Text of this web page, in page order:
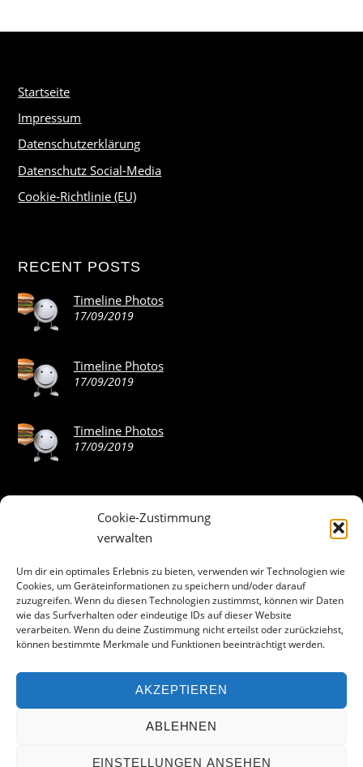
Cookie-Zustimmung
verwalten
Um dir ein optimales Erlebnis zu bieten, verwenden wir Technologien wie
Cookies, um Geräteinformationen zu speichern und/oder darauf
zuzugreifen. Wenn du diesen Technologien zustimmst, können wir Daten
wie das Surfverhalten oder eindeutige IDs auf dieser Website
verarbeiten. Wenn du deine Zustimmung nicht erteilst oder zurückziehst,
können bestimmte Merkmale und Funktionen beeinträchtigt werden.
AKZEPTIEREN
ABLEHNEN
EINSTELLUNGEN ANSEHEN
Startseite
Impressum
Datenschutzerklärung
Datenschutz Social-Media
Cookie-Richtlinie (EU)
RECENT POSTS
Timeline Photos
17/09/2019
Timeline Photos
17/09/2019
Timeline Photos
17/09/2019
ABOUT THE LANDING THEME…
The Landing theme is a one-page design WordPress theme
that’s focused on getting your audience to follow-through
with your call-to-action. Built to work seamlessly with our
drag & drop Builder plugin, it gives you the ability to
customize the look and feel of your content.